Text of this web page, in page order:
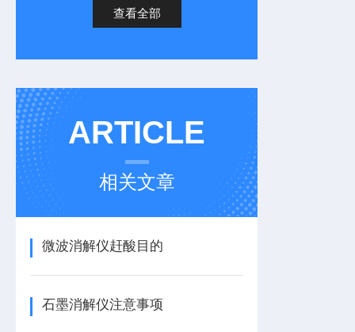
查看全部
ARTICLE
相关文章
微波消解仪赶酸目的
石墨消解仪注意事项